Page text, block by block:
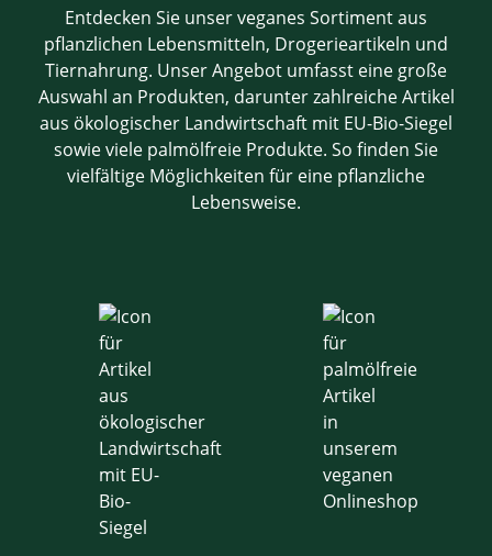
Entdecken Sie unser veganes Sortiment aus
pflanzlichen Lebensmitteln, Drogerieartikeln und
Tiernahrung. Unser Angebot umfasst eine große
Auswahl an Produkten, darunter zahlreiche Artikel
aus ökologischer Landwirtschaft mit EU-Bio-Siegel
sowie viele palmölfreie Produkte. So finden Sie
vielfältige Möglichkeiten für eine pflanzliche
Lebensweise.